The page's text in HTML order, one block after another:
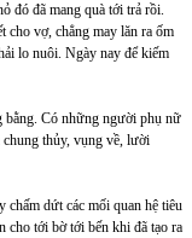
đó đã mang quà tới trả rồi.
cho vợ, chẳng may lăn ra ốm
lo nuôi. Ngày nay để kiếm
bằng. Có những người phụ nữ
thủy, vụng về, lười
chấm dứt các mối quan hệ tiêu
cho tới bờ tới bến khi đã tạo ra